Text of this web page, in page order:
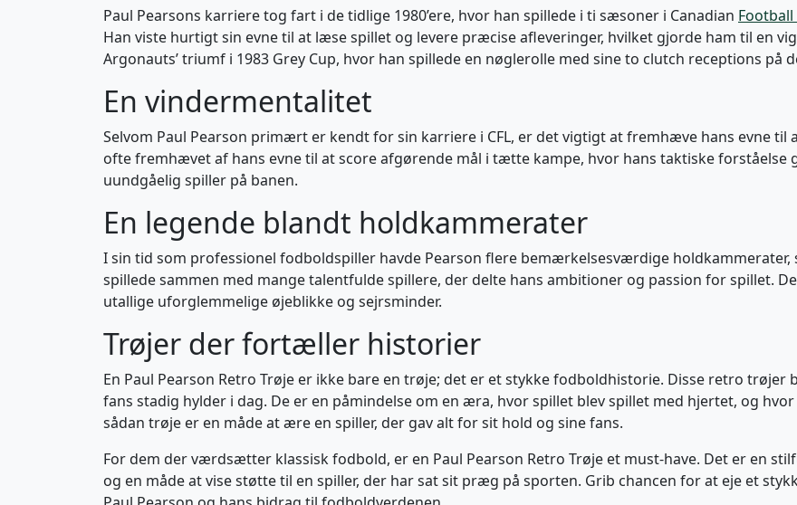
Paul Pearsons karriere tog fart i de tidlige 1980’ere, hvor han spillede i ti sæsoner i Canadian Football
Han viste hurtigt sin evne til at læse spillet og levere præcise afleveringer, hvilket gjorde ham til en
Argonauts’ triumf i 1983 Grey Cup, hvor han spillede en nøglerolle med sine to clutch receptions på
En vindermentalitet
Selvom Paul Pearson primært er kendt for sin karriere i CFL, er det vigtigt at fremhæve hans evne
ofte fremhævet af hans evne til at score afgørende mål i tætte kampe, hvor hans taktiske forståelse
uundgåelig spiller på banen.
En legende blandt holdkammerater
I sin tid som professionel fodboldspiller havde Pearson flere bemærkelsesværdige
spillede sammen med mange talentfulde spillere, der delte hans ambitioner og passion for spillet.
utallige uforglemmelige øjeblikke og sejrsminder.
Trøjer der fortæller historier
En Paul Pearson Retro Trøje er ikke bare en trøje; det er et stykke fodboldhistorie. Disse retro
fans stadig hylder i dag. De er en påmindelse om en æra, hvor spillet blev spillet med hjertet, og
sådan trøje er en måde at ære en spiller, der gav alt for sit hold og sine fans.
For dem der værdsætter klassisk fodbold, er en Paul Pearson Retro Trøje et must-have. Det er en
og en måde at vise støtte til en spiller, der har sat sit præg på sporten. Grib chancen for at eje et